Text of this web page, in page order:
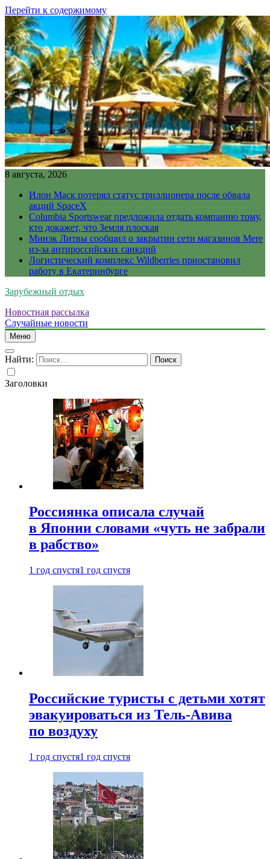
Перейти к содержимому
8 августа, 2026
Илон Маск потерял статус триллионера после обвала
акций SpaceX
Columbia Sportswear предложила отдать компанию тому,
кто докажет, что Земля плоская
Минэк Литвы сообщил о закрытии сети магазинов Mere
из-за антироссийских санкций
Логистический комплекс Wildberries приостановил
работу в Екатеринбурге
Зарубежный отдых
Новостная рассылка
Случайные новости
Меню
Найти:
Заголовки
Россиянка описала случай
в Японии словами «чуть не забрали
в рабство»
1 год спустя1 год спустя
Российские туристы с детьми хотят
эвакуироваться из Тель-Авива
по воздуху
1 год спустя1 год спустя